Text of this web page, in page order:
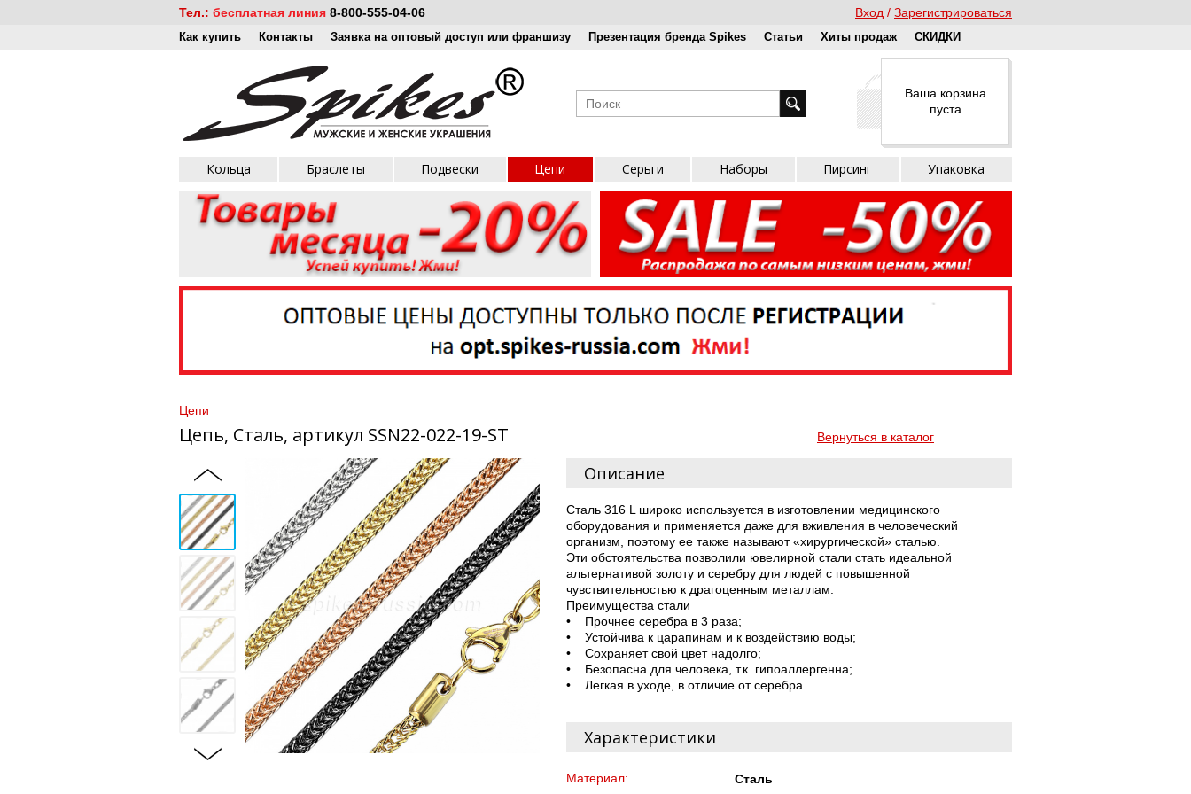
Тел.: бесплатная линия 8-800-555-04-06 Вход Зарегистрироваться
Как купить Контакты Заявка на оптовый доступ или франшизу Презентация бренда Spikes Статьи Хиты продаж СКИДКИ
Ваша корзина
пуста
Кольца Браслеты Подвески Цепи Серьги Наборы Пирсинг Упаковка
Цепи
Цепь, Сталь, артикул SSN22-022-19-ST Вернуться в каталог
Описание
Сталь 316 L широко используется в изготовлении медицинского
оборудования и применяется даже для вживления в человеческий
организм, поэтому ее также называют «хирургической» сталью.
Эти обстоятельства позволили ювелирной стали стать идеальной
альтернативой золоту и серебру для людей с повышенной
чувствительностью к драгоценным металлам.
Преимущества стали
• Прочнее серебра в 3 раза;
• Устойчива к царапинам и к воздействию воды;
• Сохраняет свой цвет надолго;
• Безопасна для человека, т.к. гипоаллергенна;
• Легкая в уходе, в отличие от серебра.
Характеристики
Материал:
Сталь